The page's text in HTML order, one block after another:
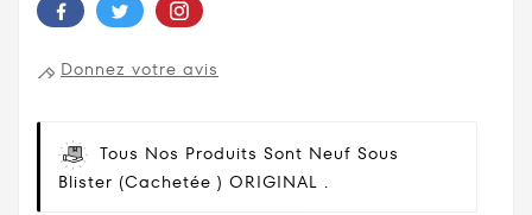
Donnez votre avis
Tous Nos Produits Sont Neuf Sous
Blister (cachetée ) ORIGINAL .